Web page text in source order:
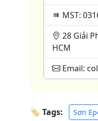
MST:
28 Giải
HCM
Email:
🏷 Tags: Sơn